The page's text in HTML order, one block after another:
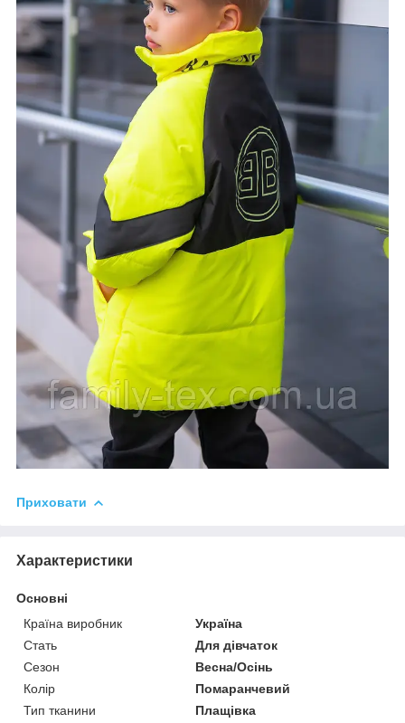
Приховати
Характеристики
Основні
Країна виробник
Україна
Стать
Для дівчаток
Сезон
Весна/Осінь
Колір
Помаранчевий
Тип тканини
Плащівка